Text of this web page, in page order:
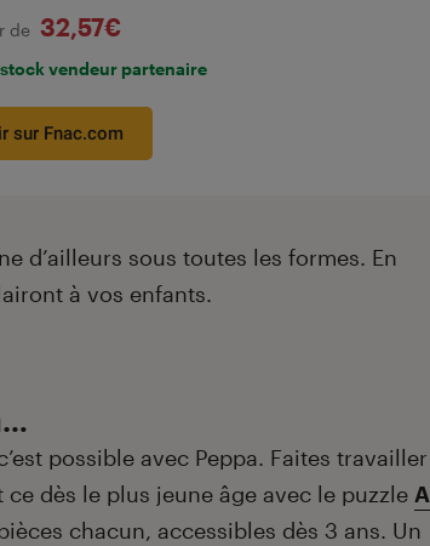
de 32,57€
stock vendeur partenaire
sur Fnac.com
d’ailleurs sous toutes les formes. En
à vos enfants.
possible avec Peppa. Faites travailler
dès le plus jeune âge avec le puzzle A
chacun, accessibles dès 3 ans. Un